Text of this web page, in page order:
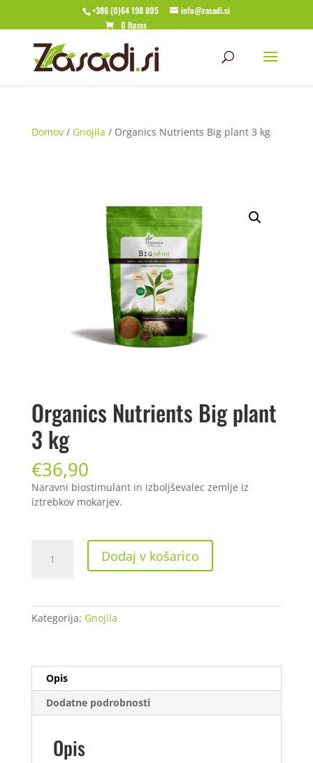
+386 (0)64 198 805
info@zasadi.si
0 Items
Domov/ Gnojila / Organics Nutrients Big plant 3 kg
Organics Nutrients Big plant
3 kg
€36,90
Naravni biostimulant in izboljševalec zemlje iz
iztrebkov mokarjev.
Nutrients
3
kg
Dodaj v košarico
Kategorija: Gnojila
Opis
Dodatne podrobnosti
Opis